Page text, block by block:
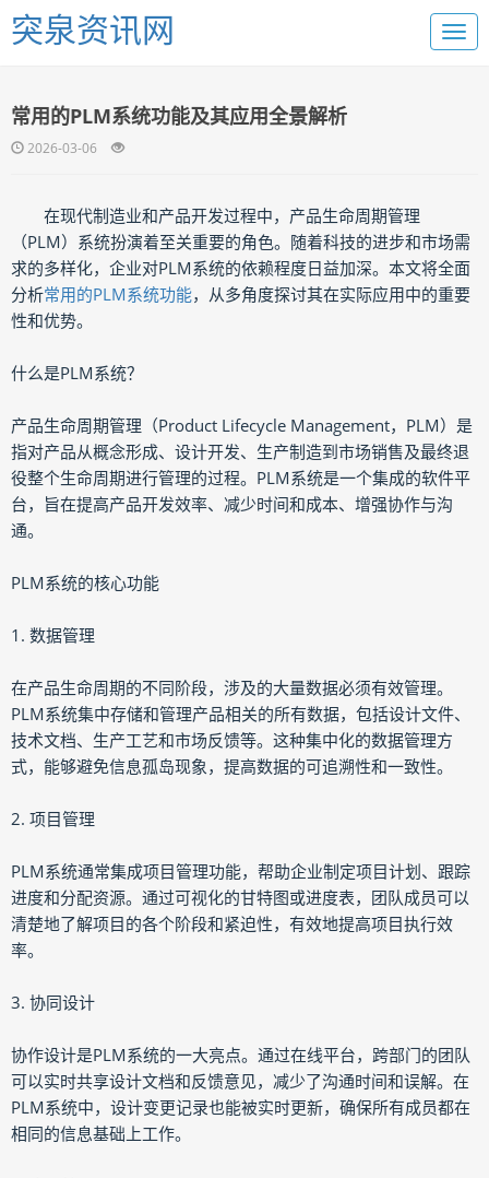
突泉资讯网
常用的PLM系统功能及其应用全景解析
2026-03-06
在现代制造业和产品开发过程中，产品生命周期管理
（PLM）系统扮演着至关重要的角色。随着科技的进步和市场需
求的多样化，企业对PLM系统的依赖程度日益加深。本文将全面
分析常用的PLM系统功能，从多角度探讨其在实际应用中的重要
性和优势。
什么是PLM系统？
产品生命周期管理（Product Lifecycle Management，PLM）是
指对产品从概念形成、设计开发、生产制造到市场销售及最终退
役整个生命周期进行管理的过程。PLM系统是一个集成的软件平
台，旨在提高产品开发效率、减少时间和成本、增强协作与沟
通。
PLM系统的核心功能
1. 数据管理
在产品生命周期的不同阶段，涉及的大量数据必须有效管理。
PLM系统集中存储和管理产品相关的所有数据，包括设计文件、
技术文档、生产工艺和市场反馈等。这种集中化的数据管理方
式，能够避免信息孤岛现象，提高数据的可追溯性和一致性。
2. 项目管理
PLM系统通常集成项目管理功能，帮助企业制定项目计划、跟踪
进度和分配资源。通过可视化的甘特图或进度表，团队成员可以
清楚地了解项目的各个阶段和紧迫性，有效地提高项目执行效
率。
3. 协同设计
协作设计是PLM系统的一大亮点。通过在线平台，跨部门的团队
可以实时共享设计文档和反馈意见，减少了沟通时间和误解。在
PLM系统中，设计变更记录也能被实时更新，确保所有成员都在
相同的信息基础上工作。